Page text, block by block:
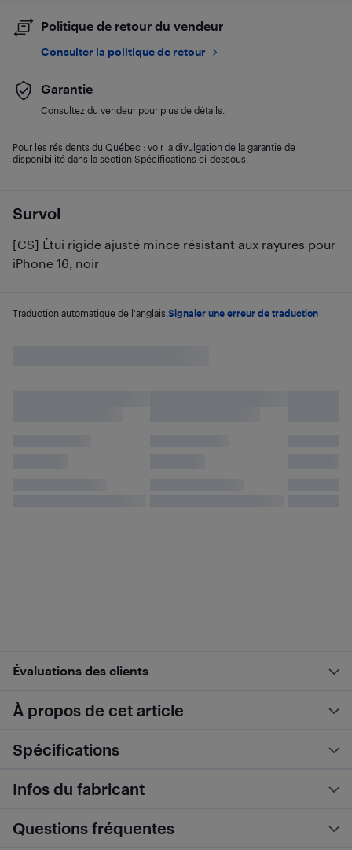
Survol
[CS] Étui rigide ajusté mince résistant aux rayures pour
iPhone 16, noir
Traduction automatique de l'anglais. Signaler une erreur de traduction
Politique de retour du vendeur
Consulter la politique de retour
Garantie
Consultez du vendeur pour plus de détails.
Pour les résidents du Québec : voir la divulgation de la garantie de
disponibilité dans la section Spécifications ci-dessous.
Évaluations des clients
À propos de cet article
Spécifications
Infos du fabricant
Questions fréquentes